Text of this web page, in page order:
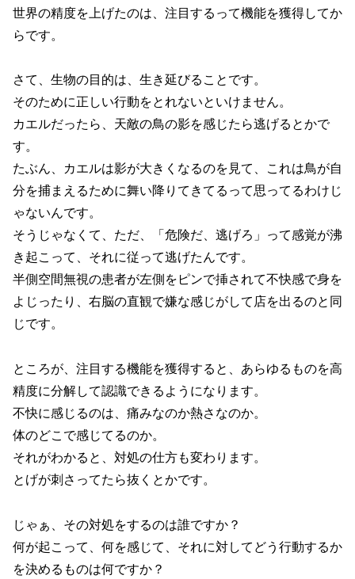
世界の精度を上げたのは、注目するって機能を獲得してか
らです。
さて、生物の目的は、生き延びることです。
そのために正しい行動をとれないといけません。
カエルだったら、天敵の鳥の影を感じたら逃げるとかで
す。
たぶん、カエルは影が大きくなるのを見て、これは鳥が自
分を捕まえるために舞い降りてきてるって思ってるわけじ
ゃないんです。
そうじゃなくて、ただ、「危険だ、逃げろ」って感覚が沸
き起こって、それに従って逃げたんです。
半側空間無視の患者が左側をピンで挿されて不快感で身を
よじったり、右脳の直観で嫌な感じがして店を出るのと同
じです。
ところが、注目する機能を獲得すると、あらゆるものを高
精度に分解して認識できるようになります。
不快に感じるのは、痛みなのか熱さなのか。
体のどこで感じてるのか。
それがわかると、対処の仕方も変わります。
とげが刺さってたら抜くとかです。
じゃぁ、その対処をするのは誰ですか？
何が起こって、何を感じて、それに対してどう行動するか
を決めるものは何ですか？